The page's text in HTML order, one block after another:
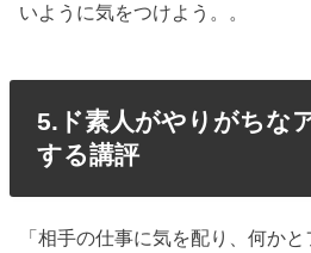
いように気をつけよう。。
5.ド素人がやりがちな
する講評
「相手の仕事に気を配り、何かと